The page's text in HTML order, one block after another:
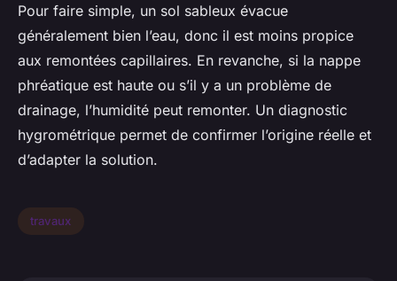
Pour faire simple, un sol sableux évacue
généralement bien l’eau, donc il est moins propice
aux remontées capillaires. En revanche, si la nappe
phréatique est haute ou s’il y a un problème de
drainage, l’humidité peut remonter. Un diagnostic
hygrométrique permet de confirmer l’origine réelle et
d’adapter la solution.
travaux